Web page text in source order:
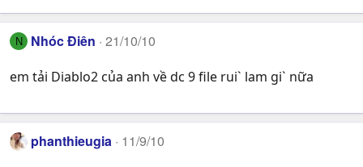
N Nhóc Điên 21/10/10
em tải Diablo2 của anh về dc 9 file rui` lam gi` nữa
phanthieugia 11/9/10